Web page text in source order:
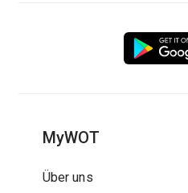
MyWOT
Über uns